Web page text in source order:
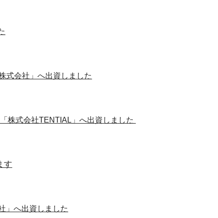
式会社」へ出資しました
株式会社TENTIAL」へ出資しました
す
」へ出資 しました